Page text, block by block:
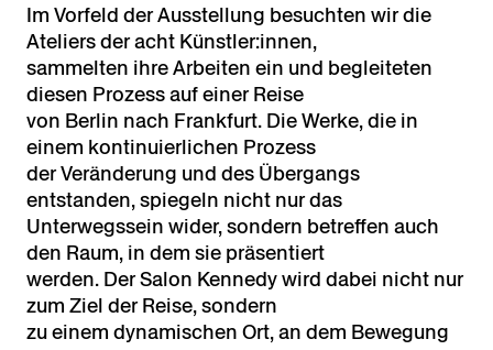
Im Vorfeld der Ausstellung besuchten wir die
Ateliers der acht Künstler:innen,
sammelten ihre Arbeiten ein und begleiteten
diesen Prozess auf einer Reise
von Berlin nach Frankfurt. Die Werke, die in
einem kontinuierlichen Prozess
der Veränderung und des Übergangs
entstanden, spiegeln nicht nur das
Unterwegssein wider, sondern betreffen auch
den Raum, in dem sie präsentiert
werden. Der Salon Kennedy wird dabei nicht nur
zum Ziel der Reise, sondern
zu einem dynamischen Ort, an dem Bewegung